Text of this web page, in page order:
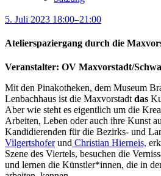
5. Juli 2023 18:00–21:00
Atelierspaziergang durch die
Veranstalter: OV Maxvorstadt/
Mit den Pinakotheken, dem Museum
Lenbachhaus ist die Maxvorstadt das
Aber wie steht es eigentlich um die
Arbeiten, Leben oder auch ihre Kunst
Kandidierenden für die Bezirks- und
Vilgertshoferund Christian Hierneis,
Szene des Viertels, besuchen die
und lernen die Künstler*innen, die in